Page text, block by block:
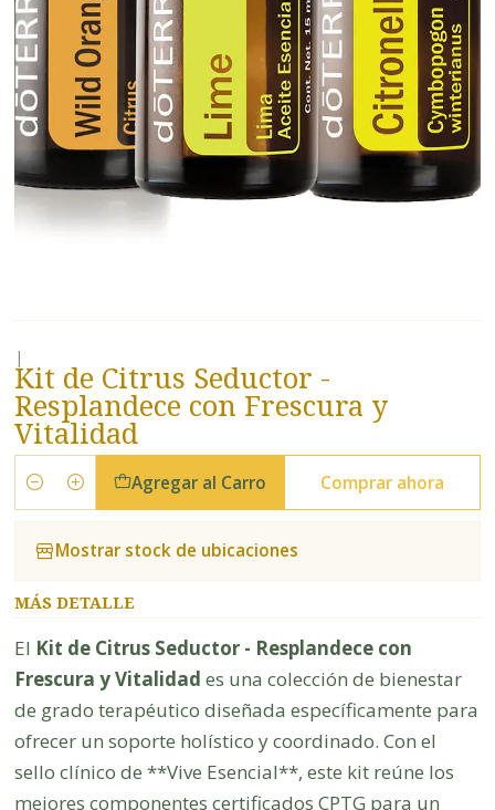
|
Kit de Citrus Seductor -
Resplandece con Frescura y
Vitalidad
Cantidad
Agregar al Carro Comprar ahora
Mostrar stock de ubicaciones
MÁS DETALLE
El Kit de Citrus Seductor - Resplandece con
Frescura y Vitalidad es una colección de bienestar
de grado terapéutico diseñada específicamente para
ofrecer un soporte holístico y coordinado. Con el
sello clínico de **Vive Esencial**, este kit reúne los
mejores componentes certificados CPTG para un